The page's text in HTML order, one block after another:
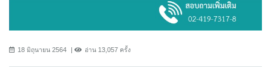
18 มิถุนายน 2564 อ่าน 13,057 ครั้ง